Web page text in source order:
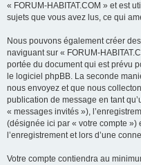
« FORUM-HABITAT.COM » et est
sujets que vous avez lus, ce qui
Nous pouvons également créer
naviguant sur « FORUM-
portée du document qui est prévu
le logiciel phpBB. La seconde
nous envoyez et que nous
publication de message en tant
« messages invités »),
(désignée ici par « votre compte
l’enregistrement et lors d’une
Votre compte contiendra au